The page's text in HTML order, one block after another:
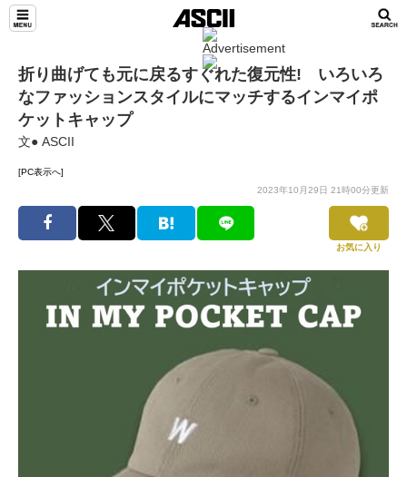
折り曲げても元に戻るすぐれた復元性! いろいろ
なファッションスタイルにマッチするインマイポ
ケットキャップ
文● ASCII
[PC表示へ]
2023年10月29日 21時00分更新
お気に入り